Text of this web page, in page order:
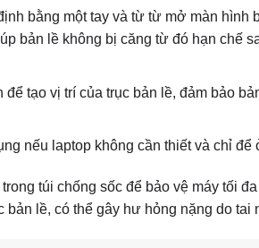
bằng một tay và từ từ mở màn hình
bản lề không bị căng từ đó hạn chế
tạo vị trí của trục bản lề, đảm bảo
nếu laptop không cần thiết và chỉ để
túi chống sốc để bảo vệ máy tối
lề, có thể gây hư hỏng nặng do tai